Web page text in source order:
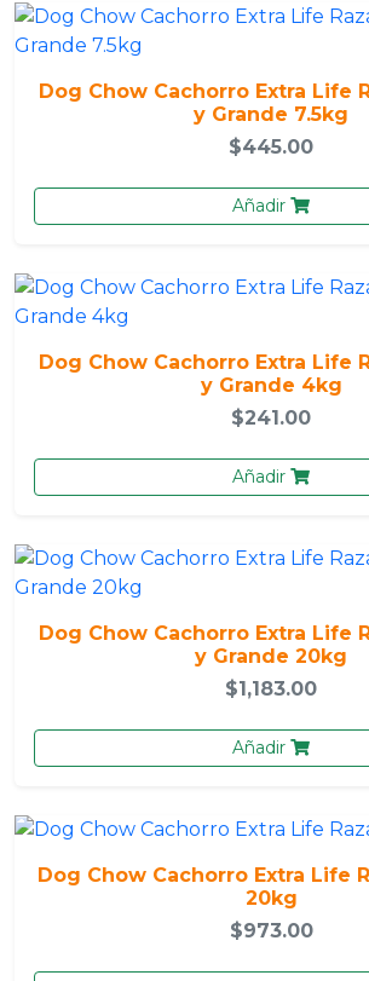
Dog Chow Cachorro Extra Life
y Grande 7.5kg
$445.00
Añadir
Dog Chow Cachorro Extra Life
y Grande 4kg
$241.00
Añadir
Dog Chow Cachorro Extra Life
y Grande 20kg
$1,183.00
Añadir
Dog Chow Cachorro Extra Life
20kg
$973.00